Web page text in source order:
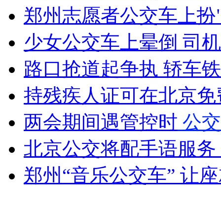
女孩北京地铁殴打老人 痛下狠手拳打脚踢
无痛分娩是否安全 医生回应
外交部：反对强权政治霸凌主义
外交部：有关国家言论片面不公正
安徽一实载49人客车翻车
郑州志愿者公交车上
少女公交车上晕倒 司
路口抢道起争执 轿车
持残疾人证可在北京
两会期间遇管控时 公交
北京公交将配手语服
郑州“音乐公交车” 让